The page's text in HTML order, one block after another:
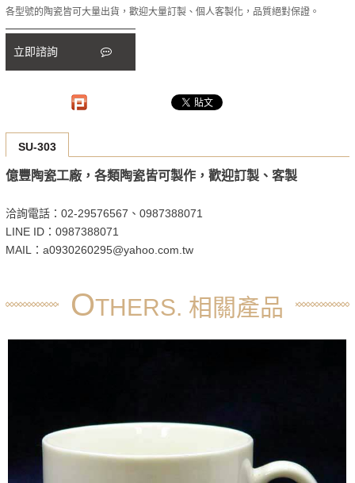
各型號的陶瓷皆可大量出貨，歡迎大量訂製、個人客製化，品質絕對保證。
立即諮詢
SU-303
億豐陶瓷工廠，各類陶瓷皆可製作，歡迎訂製、客製
洽詢電話：02-29576567、0987388071
LINE ID：0987388071
MAIL：a0930260295@yahoo.com.tw
OTHERS. 相關產品